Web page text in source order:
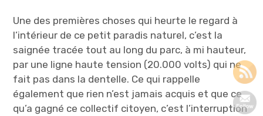
Une des premières choses qui heurte le regard à
l’intérieur de ce petit paradis naturel, c’est la
saignée tracée tout au long du parc, à mi hauteur,
par une ligne haute tension (20.000 volts) qui ne
fait pas dans la dentelle. Ce qui rappelle
également que rien n’est jamais acquis et que ce
qu’a gagné ce collectif citoyen, c’est l’interruption